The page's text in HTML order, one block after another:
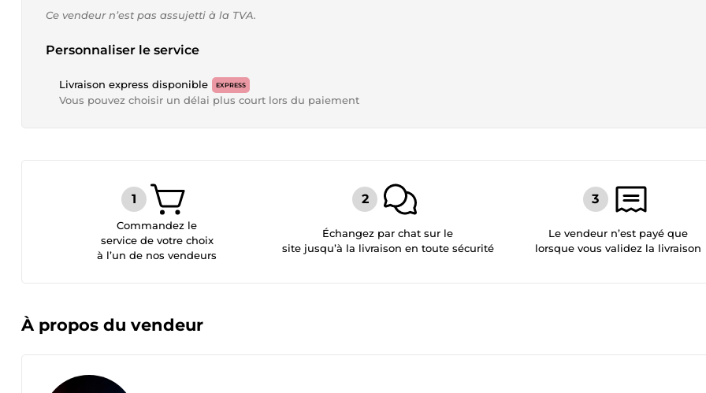
Ce vendeur n’est pas assujetti à la TVA.
Personnaliser le service
Livraison express disponible EXPRESS
Vous pouvez choisir un délai plus court lors du paiement
Commandez le
service de votre choix
à l’un de nos vendeurs
Échangez par chat sur le
site jusqu’à la livraison en toute sécurité
Le vendeur n’est payé que
lorsque vous validez la livraison
À propos du vendeur